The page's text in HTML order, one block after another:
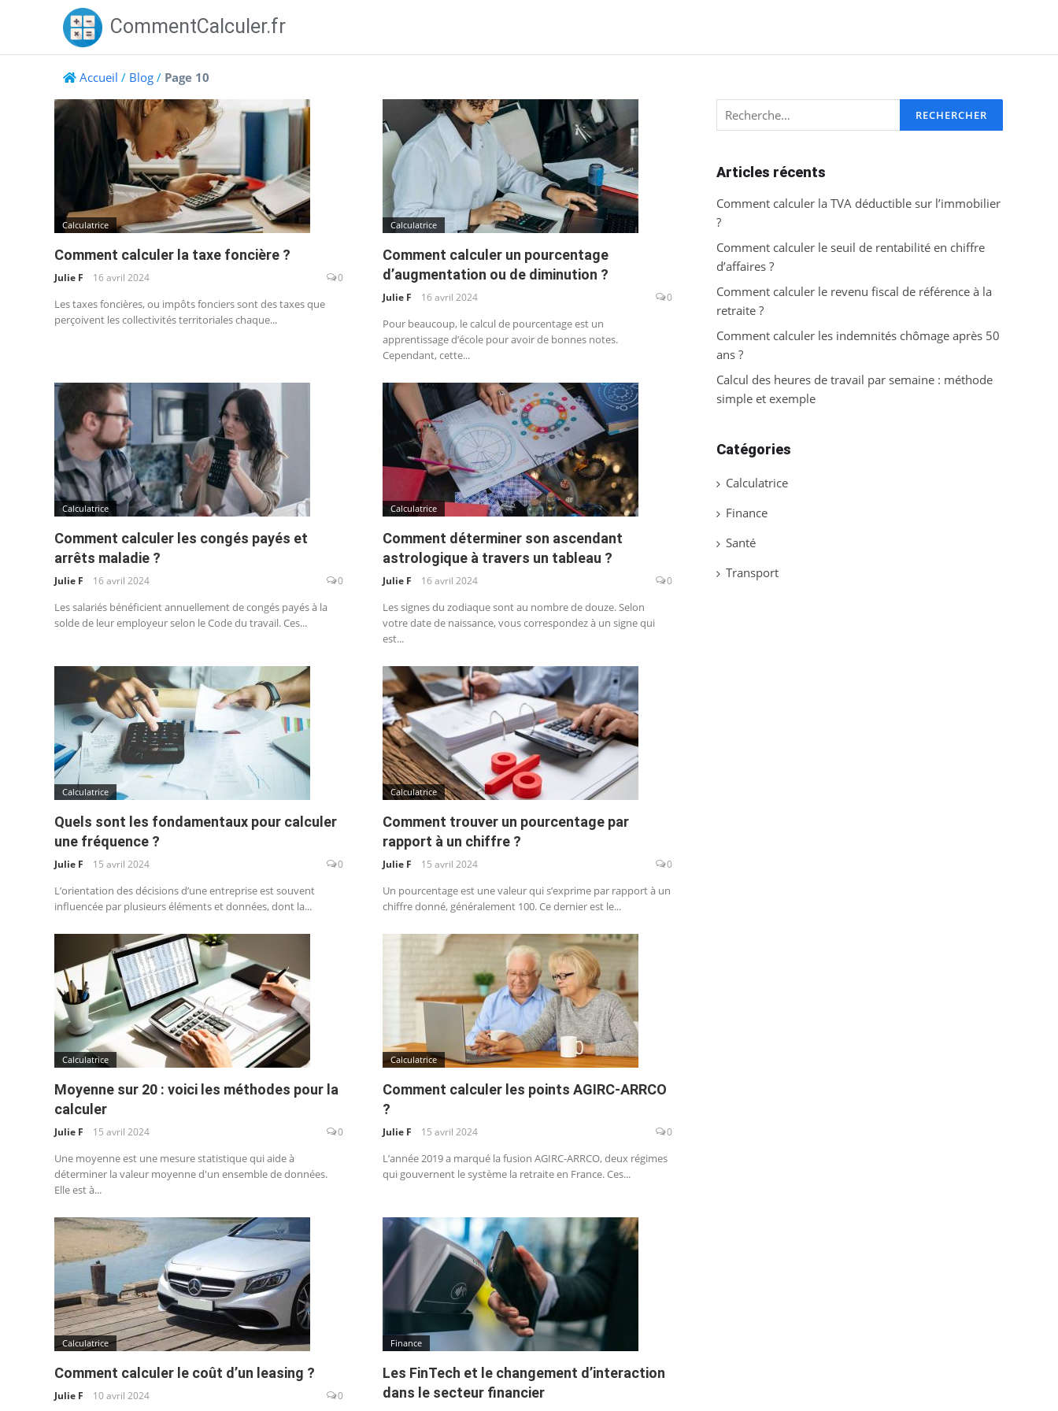
CommentCalculer.fr
Accueil / Blog / Page 10
Blog
Calculatrice
Comment calculer la taxe foncière ?
Julie F 16 avril 2024 0
Les taxes foncières, ou impôts fonciers sont des taxes que
perçoivent les collectivités territoriales chaque...
Calculatrice
Comment calculer un pourcentage
d’augmentation ou de diminution ?
Julie F 16 avril 2024 0
Pour beaucoup, le calcul de pourcentage est un
apprentissage d’école pour avoir de bonnes notes.
Cependant, cette...
Calculatrice
Comment calculer les congés payés et
arrêts maladie ?
Julie F 16 avril 2024 0
Les salariés bénéficient annuellement de congés payés à la
solde de leur employeur selon le Code du travail. Ces...
Calculatrice
Comment déterminer son ascendant
astrologique à travers un tableau ?
Julie F 16 avril 2024 0
Les signes du zodiaque sont au nombre de douze. Selon
votre date de naissance, vous correspondez à un signe qui
est...
Calculatrice
Quels sont les fondamentaux pour calculer
une fréquence ?
Julie F 15 avril 2024 0
L’orientation des décisions d’une entreprise est souvent
influencée par plusieurs éléments et données, dont la...
Calculatrice
Comment trouver un pourcentage par
rapport à un chiffre ?
Julie F 15 avril 2024 0
Un pourcentage est une valeur qui s’exprime par rapport à un
chiffre donné, généralement 100. Ce dernier est le...
Calculatrice
Moyenne sur 20 : voici les méthodes pour la
calculer
Julie F 15 avril 2024 0
Une moyenne est une mesure statistique qui aide à
déterminer la valeur moyenne d'un ensemble de données.
Elle est à...
Calculatrice
Comment calculer les points AGIRC-ARRCO
?
Julie F 15 avril 2024 0
L’année 2019 a marqué la fusion AGIRC-ARRCO, deux régimes
qui gouvernent le système la retraite en France. Ces...
Calculatrice
Comment calculer le coût d’un leasing ?
Julie F 10 avril 2024 0
Finance
Les FinTech et le changement d’interaction
dans le secteur financier
Rechercher :
Articles récents
Comment calculer la TVA déductible sur l’immobilier
?
Comment calculer le seuil de rentabilité en chiffre
d’affaires ?
Comment calculer le revenu fiscal de référence à la
retraite ?
Comment calculer les indemnités chômage après 50
ans ?
Calcul des heures de travail par semaine : méthode
simple et exemple
Catégories
Calculatrice
Finance
Santé
Transport